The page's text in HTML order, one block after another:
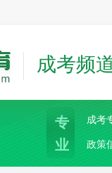
成考频
专
业
成考
政策